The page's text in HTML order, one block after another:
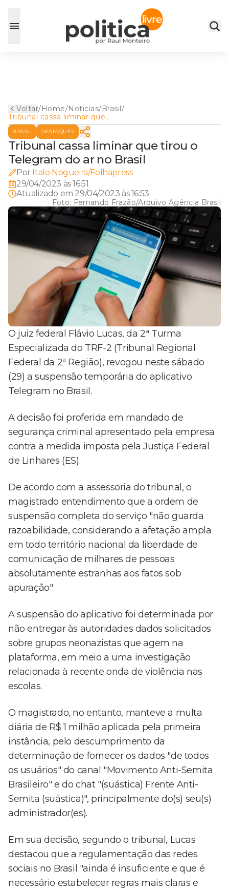
Voltar/Home/Noticias/Brasil/
Tribunal cassa liminar que
tirou o Telegram do ar no
Brasil
BRASIL DESTAQUES
Tribunal cassa liminar que tirou o
Telegram do ar no Brasil
Por Italo Nogueira/Folhapress
29/04/2023 às 16:51
Atualizado em 29/04/2023 às 16:53
Foto: Fernando Frazão/Arquivo Agência Brasil
O juiz federal Flávio Lucas, da 2ª Turma
Especializada do TRF-2 (Tribunal Regional
Federal da 2ª Região), revogou neste sábado
(29) a suspensão temporária do aplicativo
Telegram no Brasil.
A decisão foi proferida em mandado de
segurança criminal apresentado pela empresa
contra a medida imposta pela Justiça Federal
de Linhares (ES).
De acordo com a assessoria do tribunal, o
magistrado entendimento que a ordem de
suspensão completa do serviço "não guarda
razoabilidade, considerando a afetação ampla
em todo território nacional da liberdade de
comunicação de milhares de pessoas
absolutamente estranhas aos fatos sob
apuração".
A suspensão do aplicativo foi determinada por
não entregar às autoridades dados solicitados
sobre grupos neonazistas que agem na
plataforma, em meio a uma investigação
relacionada à recente onda de violência nas
escolas.
O magistrado, no entanto, manteve a multa
diária de R$ 1 milhão aplicada pela primeira
instância, pelo descumprimento da
determinação de fornecer os dados "de todos
os usuários" do canal "Movimento Anti-Semita
Brasileiro" e do chat "(suástica) Frente Anti-
Semita (suástica)", principalmente do(s) seu(s)
administrador(es).
Em sua decisão, segundo o tribunal, Lucas
destacou que a regulamentação das redes
sociais no Brasil "ainda é insuficiente e que é
necessário estabelecer regras mais claras e